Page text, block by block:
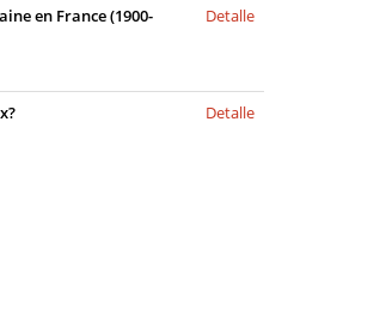
en France (1900-
Detalle
Detalle